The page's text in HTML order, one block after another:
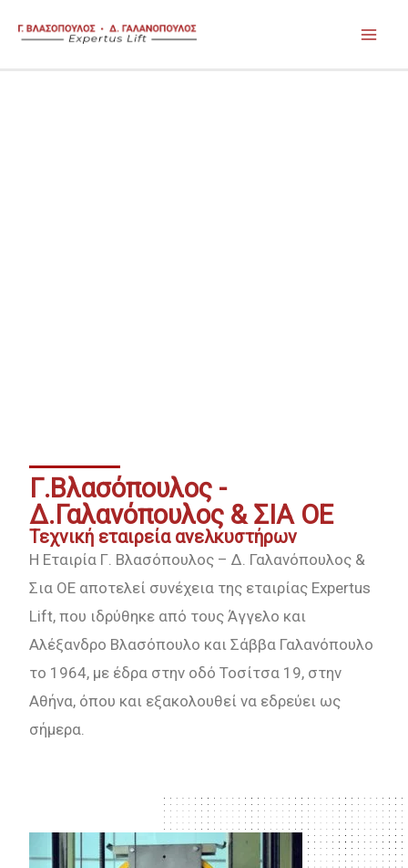
Γ.Βλασόπουλος -
Δ.Γαλανόπουλος & ΣΙΑ ΟΕ
Τεχνική εταιρεία ανελκυστήρων
Η Εταιρία Γ. Βλασόπουλος – Δ. Γαλανόπουλος &
Σια ΟΕ αποτελεί συνέχεια της εταιρίας Expertus
Lift, που ιδρύθηκε από τους Άγγελο και
Αλέξανδρο Βλασόπουλο και Σάββα Γαλανόπουλο
το 1964, με έδρα στην οδό Τοσίτσα 19, στην
Αθήνα, όπου και εξακολουθεί να εδρεύει ως
σήμερα.